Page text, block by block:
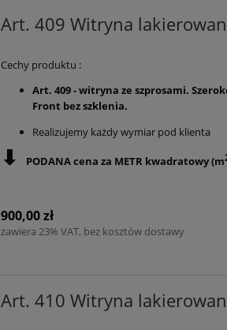
Art. 409 Witryna
Cechy produktu :
Art. 409 - witryna ze szprosami.
Front bez szklenia.
Realizujemy każdy wymiar pod klienta
⬇ PODANA cena za METR kwadratowy (m
900,00 zł
zawiera 23% VAT, bez kosztów dostawy
Art. 410 Witryna